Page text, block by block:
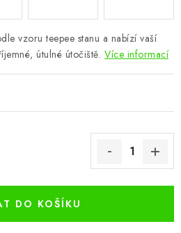
a odstoupení od smlouvy
vzoru teepee stanu a nabízí vaší
útulné útočiště. Více informací
DO KOŠÍKU